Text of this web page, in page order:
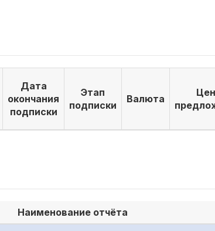
Дата
окончания
подписки
Этап
подписки
Валюта
Наименование отчёта